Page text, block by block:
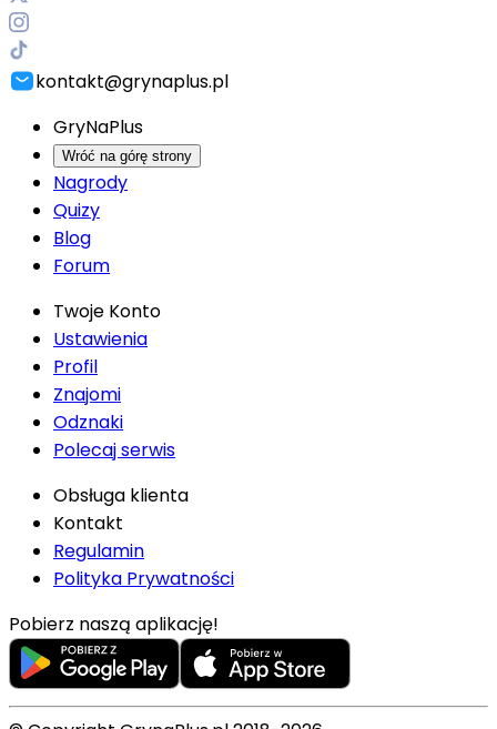
kontakt@grynaplus.pl
GryNaPlus
Wróć na górę strony
Nagrody
Quizy
Blog
Forum
Twoje Konto
Ustawienia
Profil
Znajomi
Odznaki
Polecaj serwis
Obsługa klienta
Kontakt
Regulamin
Polityka Prywatności
Pobierz naszą aplikację!